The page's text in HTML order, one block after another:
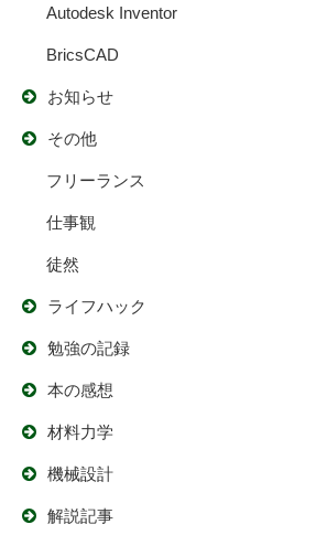
Autodesk Inventor
BricsCAD
お知らせ
その他
フリーランス
仕事観
徒然
ライフハック
勉強の記録
本の感想
材料力学
機械設計
解説記事